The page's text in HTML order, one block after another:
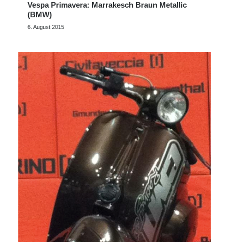
Vespa Primavera: Marrakesch Braun Metallic
(BMW)
6. August 2015